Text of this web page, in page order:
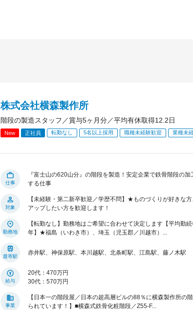
株式会社横森製作所
階段の製造スタッフ／賞与5ヶ月分／平均有休取得12.2日
New 正社員 転勤なし 5名以上採用 職種未経験歓迎 業種未
仕事
『富士山の620山分』の階段を製造！安定企業で鉄骨階段の加
する仕事
対象
【未経験・第二新卒歓迎／学歴不問】★ものづくりが好きな
アップしたい方を歓迎します！
勤務地
【転勤なし】勤務地はご希望に合わせて決定します【平均勤
年】★福島（いわき市）、埼玉（児玉郡／川越市）...
最寄駅
赤井駅、神保原駅、本川越駅、北条町駅、江島駅、藤ノ木駅
給与
20代：470万円
30代：570万円
事業
【日本一の階段屋／日本の超高層ビルの88％に横森製作所の
られています！】■横森式鉄骨化粧階段／Z55-F...